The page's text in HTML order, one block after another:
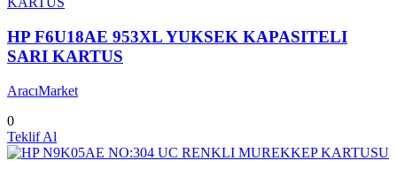
HP F6U18AE 953XL YUKSEK KAPASITELI
SARI KARTUS
AracıMarket
0
Teklif Al